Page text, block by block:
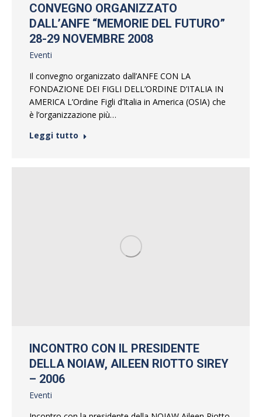
CONVEGNO ORGANIZZATO
DALL’ANFE “MEMORIE DEL FUTURO”
28-29 NOVEMBRE 2008
Eventi
Il convegno organizzato dall’ANFE CON LA
FONDAZIONE DEI FIGLI DELL’ORDINE D’ITALIA IN
AMERICA L’Ordine Figli d’Italia in America (OSIA) che
è l’organizzazione più…
Leggi tutto
INCONTRO CON IL PRESIDENTE
DELLA NOIAW, AILEEN RIOTTO SIREY
– 2006
Eventi